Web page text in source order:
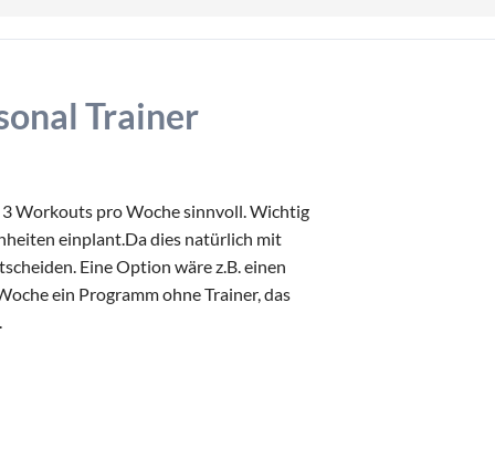
Trainer
Workouts pro Woche sinnvoll. Wichtig
einplant.Da dies natürlich mit
Eine Option wäre z.B. einen
ein Programm ohne Trainer, das